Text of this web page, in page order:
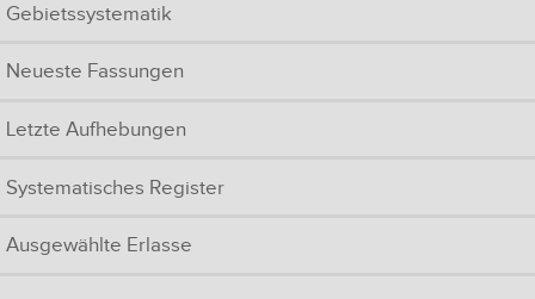
Gebietssystematik
Neueste Fassungen
Letzte Aufhebungen
Systematisches Register
Ausgewählte Erlasse